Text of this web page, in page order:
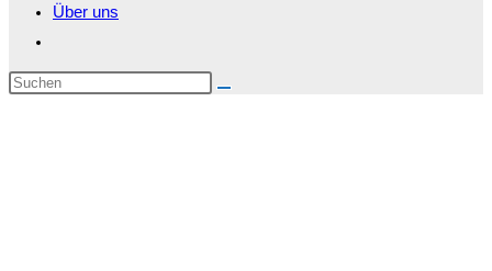
Über uns
Suche
umschalten
Diese